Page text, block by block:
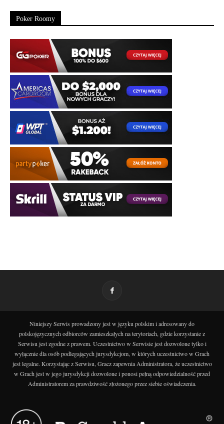
Poker Roomy
Niniejszy Serwis prowadzony jest w języku polskim i adresowany do
polskojęzycznych odbiorców zamieszkałych na terytoriach, gdzie korzystanie z
Serwisu jest zgodne z prawem. Uczestnictwo w Serwisie jest dozwolone tylko i
wyłącznie dla osób podlegających jurysdykcjom, w których uczestnictwo w Grach
jest legalne. Korzystając z Serwisu, Gracz zapewnia Administratora, że uczestnictwo
w Grach jest w jego jurysdykcji dozwolone i ponosi pełną odpowiedzialność przed
Administratorem za prawdziwość złożonego przez siebie oświadczenia.